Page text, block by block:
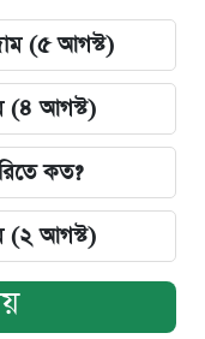
(৫ আগস্ট)
(৪ আগস্ট)
কত?
(২ আগস্ট)